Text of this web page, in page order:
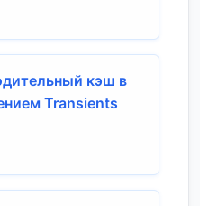
кэш в
Transients